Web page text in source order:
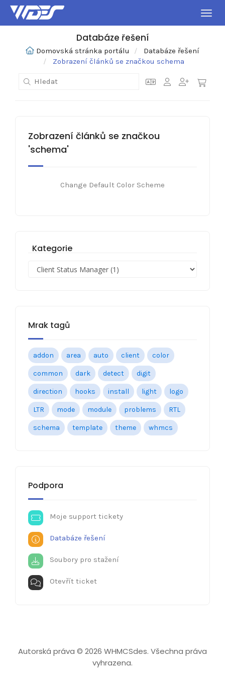
Databáze řešení
Domovská stránka portálu
Databáze řešení
Zobrazení článků se značkou schema
Kategorie
Mrak tagů
addon area auto client color
common dark detect digit
direction hooks install light logo
LTR mode module problems RTL
schema template theme whmcs
Podpora
Moje support tickety
Databáze řešení
Soubory pro stažení
Otevřít ticket
Zobrazení článků se značkou
'schema'
Change Default Color Scheme
Autorská práva © 2026 WHMCSdes. Všechna práva
vyhrazena.